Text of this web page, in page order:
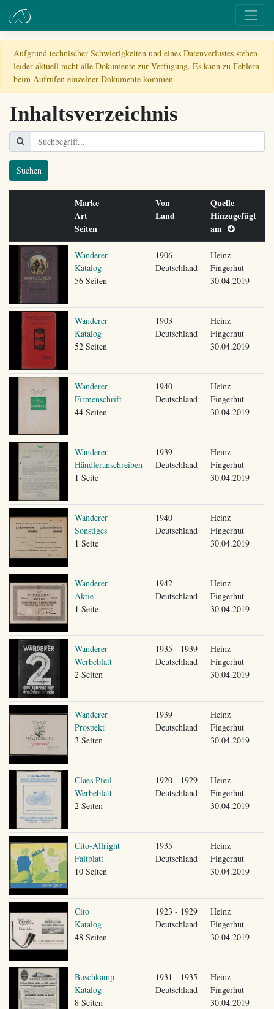
Aufgrund technischer Schwierigkeiten und eines Datenverlustes stehen
leider aktuell nicht alle Dokumente zur Verfügung. Es kann zu Fehlern
beim Aufrufen einzelner Dokumente kommen.
Inhaltsverzeichnis
Suchen
Marke
Art
Seiten
Von
Land
Quelle
Hinzugefügt
am
Wanderer
Katalog
56 Seiten
1906
Deutschland
Heinz
Fingerhut
30.04.2019
Wanderer
Katalog
52 Seiten
1903
Deutschland
Heinz
Fingerhut
30.04.2019
Wanderer
Firmenschrift
44 Seiten
1940
Deutschland
Heinz
Fingerhut
30.04.2019
Wanderer
Händleranschreiben
1 Seite
1939
Deutschland
Heinz
Fingerhut
30.04.2019
Wanderer
Sonstiges
1 Seite
1940
Deutschland
Heinz
Fingerhut
30.04.2019
Wanderer
Aktie
1 Seite
1942
Deutschland
Heinz
Fingerhut
30.04.2019
Wanderer
Werbeblatt
2 Seiten
1935 - 1939
Deutschland
Heinz
Fingerhut
30.04.2019
Wanderer
Prospekt
3 Seiten
1939
Deutschland
Heinz
Fingerhut
30.04.2019
Claes Pfeil
Werbeblatt
2 Seiten
1920 - 1929
Deutschland
Heinz
Fingerhut
30.04.2019
Cito-Allright
Faltblatt
10 Seiten
1935
Deutschland
Heinz
Fingerhut
30.04.2019
Cito
Katalog
48 Seiten
1923 - 1929
Deutschland
Heinz
Fingerhut
30.04.2019
Buschkamp
Katalog
8 Seiten
1931 - 1935
Deutschland
Heinz
Fingerhut
30.04.2019